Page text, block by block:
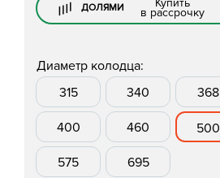
ДОЛЯМИ Купить
в рассрочку
Диаметр колодца:
315
340 368
400 460 500
575 695